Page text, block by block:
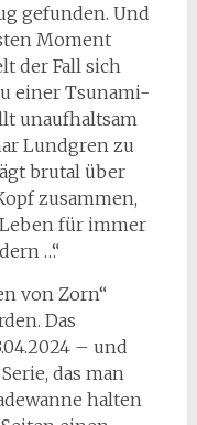
gefunden. Und
Moment
der Fall sich
einer Tsunami-
unaufhaltsam
Lundgren zu
brutal über
zusammen,
für immer
…“
von Zorn“
Das
– und
das man
halten